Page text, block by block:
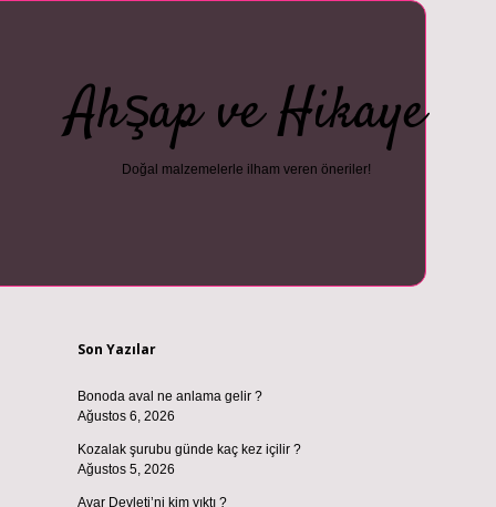
Ahşap ve Hikaye
Doğal malzemelerle ilham veren öneriler!
Son Yazılar
Bonoda aval ne anlama gelir ?
Ağustos 6, 2026
Kozalak şurubu günde kaç kez içilir ?
Ağustos 5, 2026
Avar Devleti’ni kim yıktı ?